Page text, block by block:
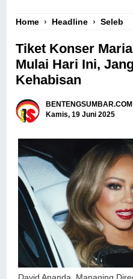
Home › Headline ›Seleb
Tiket Konser
Mulai Hari Ini,
Kehabisan
BENTENGSUMBAR.COM
Kamis, 19 Juni 2025